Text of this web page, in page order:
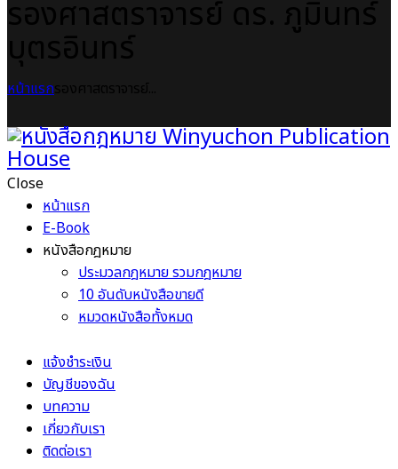
หน้าแรก
Close
หน้าแรก
E-Book
หนังสือกฎหมาย
ประมวลกฎหมาย รวมกฎหมาย
10 อันดับหนังสือขายดี
หมวดหนังสือทั้งหมด
แจ้งชำระเงิน
บัญชีของฉัน
บทความ
เกี่ยวกับเรา
ติดต่อเรา